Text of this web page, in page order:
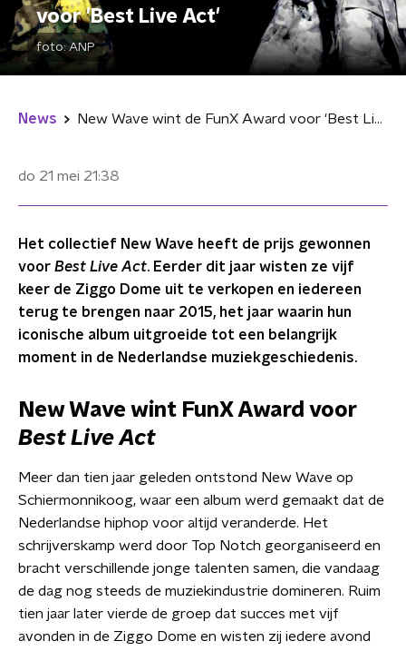
voor 'Best Live Act'
foto:ANP
News New Wave wint de FunX Award voor 'Best Live Act'
do 21 mei 21:38
Het collectief New Wave heeft de prijs gewonnen
voor Best Live Act. Eerder dit jaar wisten ze vijf
keer de Ziggo Dome uit te verkopen en iedereen
terug te brengen naar 2015, het jaar waarin hun
iconische album uitgroeide tot een belangrijk
moment in de Nederlandse muziekgeschiedenis.
New Wave wint FunX Award voor
Best Live Act
Meer dan tien jaar geleden ontstond New Wave op
Schiermonnikoog, waar een album werd gemaakt dat de
Nederlandse hiphop voor altijd veranderde. Het
schrijverskamp werd door Top Notch georganiseerd en
bracht verschillende jonge talenten samen, die vandaag
de dag nog steeds de muziekindustrie domineren. Ruim
tien jaar later vierde de groep dat succes met vijf
avonden in de Ziggo Dome en wisten zij iedere avond